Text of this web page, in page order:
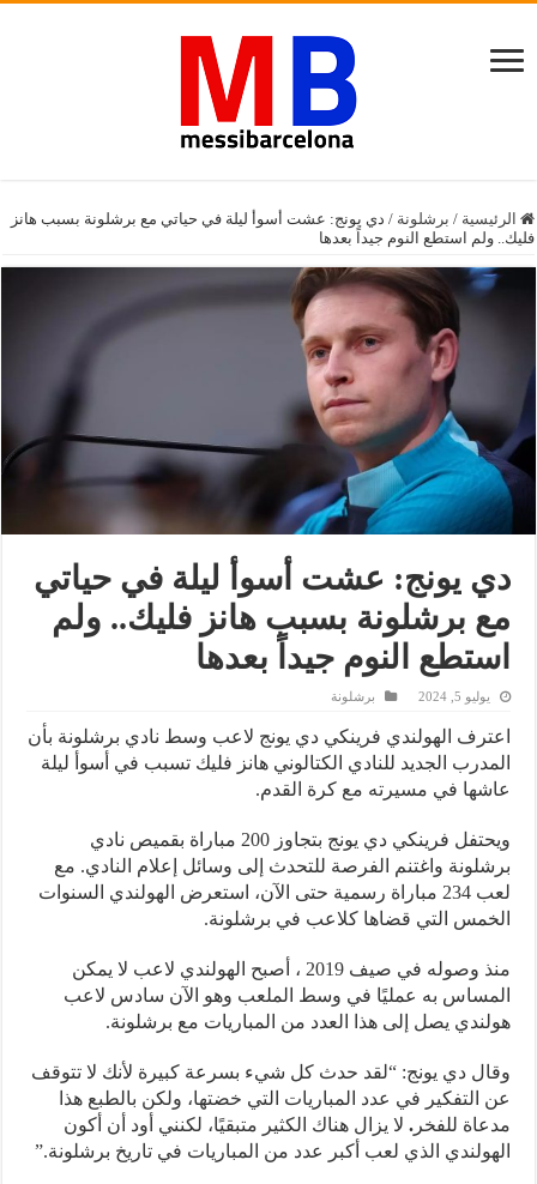
الرئيسية / برشلونة / دي يونج: عشت أسوأ ليلة في حياتي مع برشلونة بسبب هانز
فليك.. ولم استطع النوم جيداً بعدها
دي يونج: عشت أسوأ ليلة في حياتي
مع برشلونة بسبب هانز فليك.. ولم
استطع النوم جيداً بعدها
يوليو 5, 2024 برشلونة
اعترف الهولندي فرينكي دي يونج لاعب وسط نادي برشلونة بأن
المدرب الجديد للنادي الكتالوني هانز فليك تسبب في أسوأ ليلة
عاشها في مسيرته مع كرة القدم.
ويحتفل فرينكي دي يونج بتجاوز 200 مباراة بقميص نادي
برشلونة واغتنم الفرصة للتحدث إلى وسائل إعلام النادي. مع
لعب 234 مباراة رسمية حتى الآن، استعرض الهولندي السنوات
الخمس التي قضاها كلاعب في برشلونة.
منذ وصوله في صيف 2019 ، أصبح الهولندي لاعب لا يمكن
المساس به عمليًا في وسط الملعب وهو الآن سادس لاعب
هولندي يصل إلى هذا العدد من المباريات مع برشلونة.
وقال دي يونج: “لقد حدث كل شيء بسرعة كبيرة لأنك لا تتوقف
عن التفكير في عدد المباريات التي خضتها، ولكن بالطبع هذا
مدعاة للفخر. لا يزال هناك الكثير متبقيًا، لكنني أود أن أكون
الهولندي الذي لعب أكبر عدد من المباريات في تاريخ برشلونة.”